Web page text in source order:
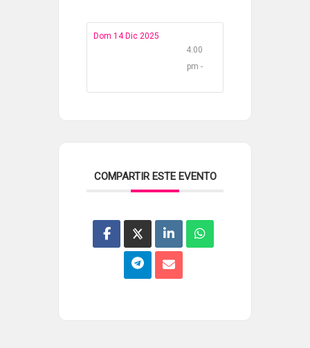
Dom 14 Dic 2025
4:00
pm -
COMPARTIR ESTE EVENTO